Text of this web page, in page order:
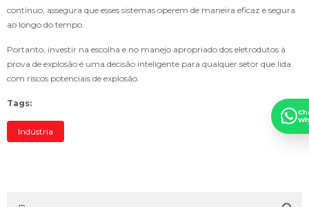
contínuo, assegura que esses sistemas operem de maneira eficaz e segura
ao longo do tempo.
Portanto, investir na escolha e no manejo apropriado dos eletrodutos à
prova de explosão é uma decisão inteligente para qualquer setor que lida
com riscos potenciais de explosão.
Tags:
Indústria